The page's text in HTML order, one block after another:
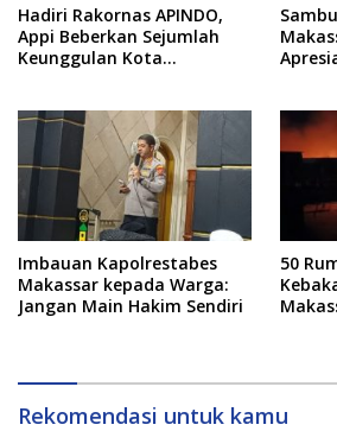
Hadiri Rakornas APINDO,
Appi Beberkan Sejumlah
Keunggulan Kota
Imbauan Kapolrestabes
Makassar kepada Warga:
Jangan Main Hakim Sendiri
50
Rekomendasi untuk kamu